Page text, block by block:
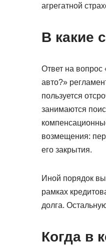
агрегатной
В какие
Ответ на вопрос
авто?»
пользуется
занимаются
возмещения:
его закрытия.
Иной порядок
рамках
долга.
Когда в